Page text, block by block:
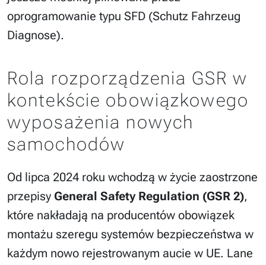
oprogramowanie typu SFD (Schutz Fahrzeug
Diagnose).
Rola rozporządzenia GSR w
kontekście obowiązkowego
wyposażenia nowych
samochodów
Od lipca 2024 roku wchodzą w życie zaostrzone
przepisy General Safety Regulation (GSR 2),
które nakładają na producentów obowiązek
montażu szeregu systemów bezpieczeństwa w
każdym nowo rejestrowanym aucie w UE. Lane